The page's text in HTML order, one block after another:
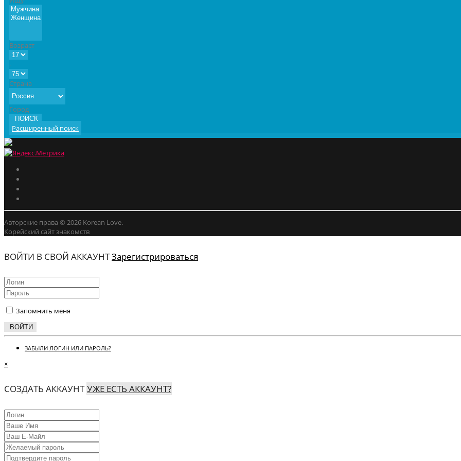
Возраст
-
Страна
Город
ПОИСК
Расширенный поиск
Авторские права © 2026 Korean Love.
Корейский сайт знакомств
ВОЙТИ В СВОЙ АККАУНТЗарегистрироваться
Запомнить меня
ВОЙТИ
ЗАБЫЛИ ЛОГИН ИЛИ ПАРОЛЬ?
×
СОЗДАТЬ АККАУНТУЖЕ ЕСТЬ АККАУНТ?